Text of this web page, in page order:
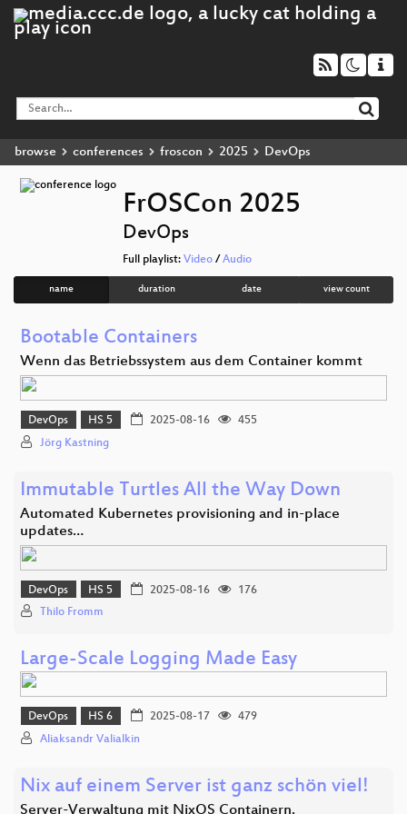
browse conferences froscon 2025 DevOps
FrOSCon 2025
DevOps
Full playlist: Video / Audio
name duration date view count
Bootable Containers
Wenn das Betriebssystem aus dem Container kommt
DevOps HS 5 2025-08-16
455
Jörg Kastning
Immutable Turtles All the Way Down
Automated Kubernetes provisioning and in-place
updates…
DevOps HS 5 2025-08-16
176
Thilo Fromm
Large-Scale Logging Made Easy
DevOps HS 6 2025-08-17
479
Aliaksandr Valialkin
Nix auf einem Server ist ganz schön viel!
Server-Verwaltung mit NixOS Containern.